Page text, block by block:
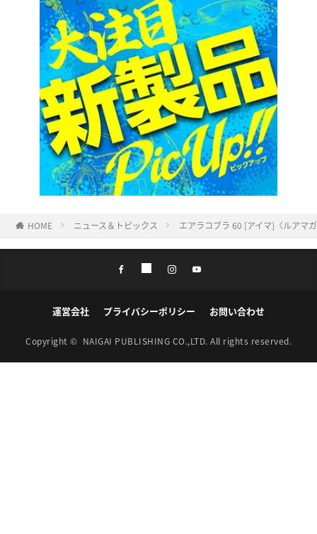
HOME ニュース＆トピックス エアラコブラ 60 [アイマ]〈ルアマ
運営会社 プライバシーポリシー お問い合わせ
Copyright © NAIGAI PUBLISHING CO.,LTD. All rights reserved.